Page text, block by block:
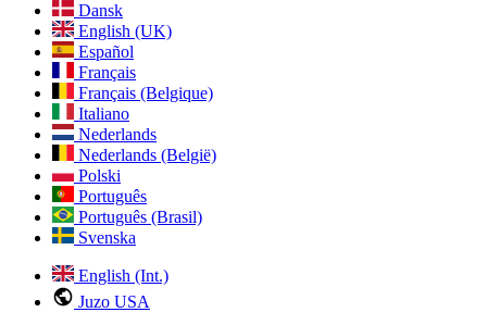
Dansk
English (UK)
Español
Français
Français (Belgique)
Italiano
Nederlands
Nederlands (België)
Polski
Português
Português (Brasil)
Svenska
English (Int.)
Juzo USA